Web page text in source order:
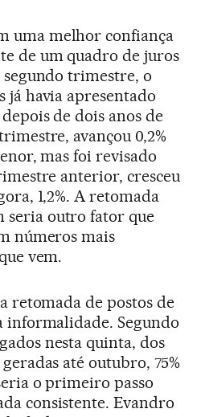
uma melhor confiança
de um quadro de juros
trimestre, o
já havia apresentado
de dois anos de
avançou 0,2%
mas foi revisado
anterior, cresceu
1,2%. A retomada
seria outro fator que
números mais
vem.
retomada de postos de
informalidade. Segundo
nesta quinta, dos
até outubro, 75%
o primeiro passo
consistente. Evandro